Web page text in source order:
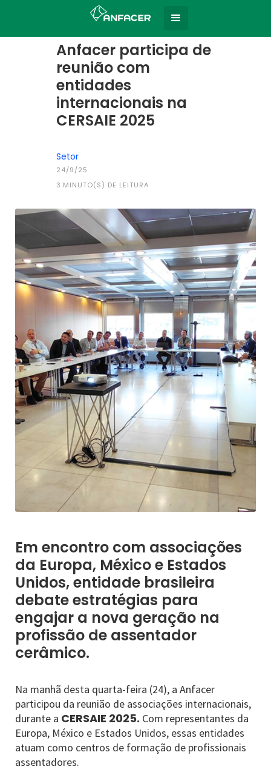
Todas as notícias
Anfacer participa de
reunião com
entidades
internacionais na
CERSAIE 2025
Setor
24/9/25
3 MINUTO(S) DE LEITURA
Em encontro com associações
da Europa, México e Estados
Unidos, entidade brasileira
debate estratégias para
engajar a nova geração na
profissão de assentador
cerâmico.
Na manhã desta quarta-feira (24), a Anfacer
participou da reunião de associações internacionais,
durante a CERSAIE 2025. Com representantes da
Europa, México e Estados Unidos, essas entidades
atuam como centros de formação de profissionais
assentadores.